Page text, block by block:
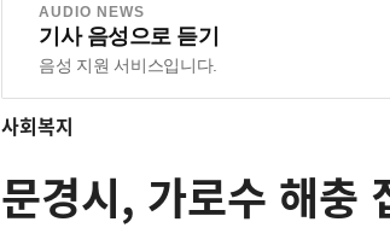
AUDIO NEWS
기사 음성으로 듣기
음성 지원 서비스입니다.
사회복지
문경시, 가로수 해충